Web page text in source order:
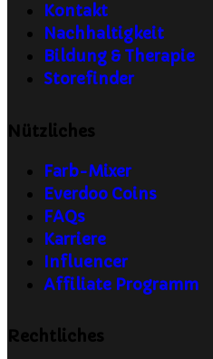
Kontakt
Nachhaltigkeit
Bildung & Therapie
Storefinder
Nützliches
Farb-Mixer
Everdoo Coins
FAQs
Karriere
Influencer
Affiliate Programm
Rechtliches